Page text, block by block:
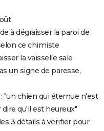
à dégraisser la paroi de
ce chimiste
la vaisselle sale
un signe de paresse,
"un chien qui éternue n'est
qu'il est heureux"
3 détails à vérifier pour